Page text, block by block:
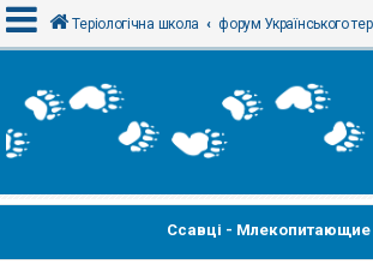
х
і
Теріологічна школа форум Українського
Ссавці - Млекопитающие